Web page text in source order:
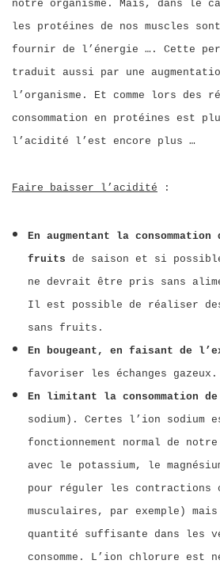
notre organisme. Mais, dans le
les protéines de nos muscles
fournir de l’énergie …. Cette
traduit aussi par une
l’organisme. Et comme lors des
consommation en protéines est
l’acidité l’est encore plus …
Faire baisser l’acidité :
En augmentant la consommation
fruits de saison et si
ne devrait être pris sans
Il est possible de réaliser
sans fruits.
En bougeant, en faisant de
favoriser les échanges gazeux.
En limitant la consommation
sodium). Certes l’ion sodium
fonctionnement normal de
avec le potassium, le
pour réguler les contractions
musculaires, par exemple)
quantité suffisante dans les
consomme. L’ion chlorure est